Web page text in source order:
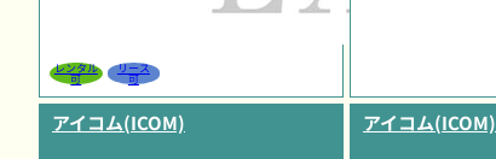
レンタル
可
リース
可
アイコム(ICOM) アイコム(ICOM)